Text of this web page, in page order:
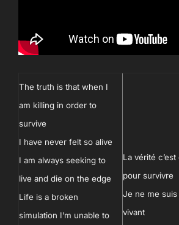
The truth is that when I
am killing in order to
survive
I have never felt so alive
I am always seeking to
live and die on the edge
Life is a broken
simulation I’m unable to
La vérité
pour survivre
Je ne me suis
vivant